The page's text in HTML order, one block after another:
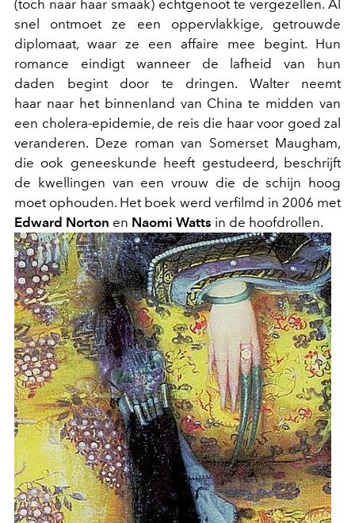
(toch naar haar smaak) echtgenoot te vergezellen. Al
snel ontmoet ze een oppervlakkige, getrouwde
diplomaat, waar ze een affaire mee begint. Hun
romance eindigt wanneer de lafheid van hun
daden begint door te dringen. Walter neemt
haar naar het binnenland van China te midden van
een cholera-epidemie, de reis die haar voor goed zal
veranderen. Deze roman van Somerset Maugham,
die ook geneeskunde heeft gestudeerd, beschrijft
de kwellingen van een vrouw die de schijn hoog
moet ophouden. Het boek werd verfilmd in 2006 met
Edward Norton en Naomi Watts in de hoofdrollen.